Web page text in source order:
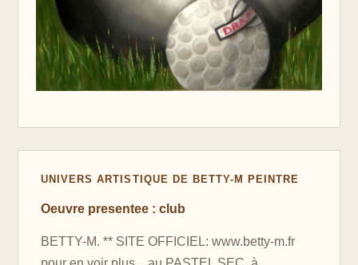
UNIVERS ARTISTIQUE DE BETTY-M PEINTRE
Oeuvre presentee : club
BETTY-M. ** SITE OFFICIEL: www.betty-m.fr